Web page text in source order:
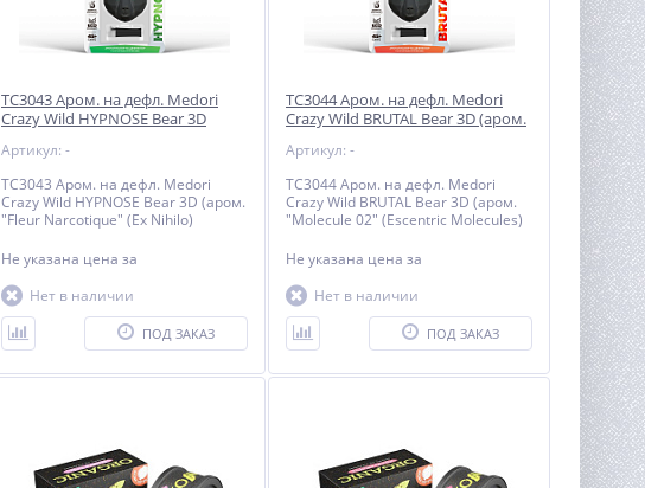
TC3043 Аром. на дефл. Medori
Crazy Wild HYPNOSE Bear 3D
Nihilo)
Артикул: -
TC3043 Аром. на дефл. Medori
Crazy Wild HYPNOSE Bear 3D (аром.
"Fleur Narcotique" (Ex Nihilo)
Не указана цена за
Нет в наличии
ПОД ЗАКАЗ
TC3044 Аром. на дефл. Medori
Crazy Wild BRUTAL Bear 3D (аром.
Артикул: -
TC3044 Аром. на дефл. Medori
Crazy Wild BRUTAL Bear 3D (аром.
"Molecule 02" (Escentric Molecules)
Не указана цена за
Нет в наличии
ПОД ЗАКАЗ